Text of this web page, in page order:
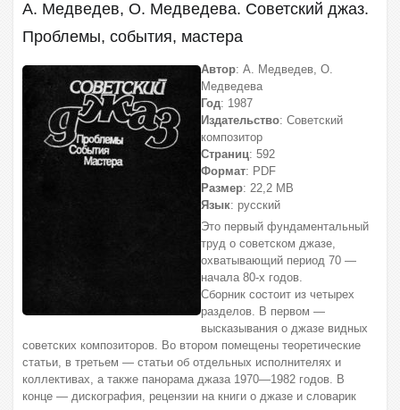
А. Медведев, О. Медведева. Советский джаз.
Проблемы, события, мастера
Автор: А. Медведев, О.
Медведева
Год: 1987
Издательство: Советский
композитор
Страниц: 592
Формат: PDF
Размер: 22,2 МВ
Язык: русский
Это первый фундаментальный
труд о советском джазе,
охватывающий период 70 —
начала 80-х годов.
Сборник состоит из четырех
разделов. В первом —
высказывания о джазе видных
советских композиторов. Во втором помещены теоретические
статьи, в третьем — статьи об отдельных исполнителях и
коллективах, а также панорама джаза 1970—1982 годов. В
конце — дискография, рецензии на книги о джазе и словарик